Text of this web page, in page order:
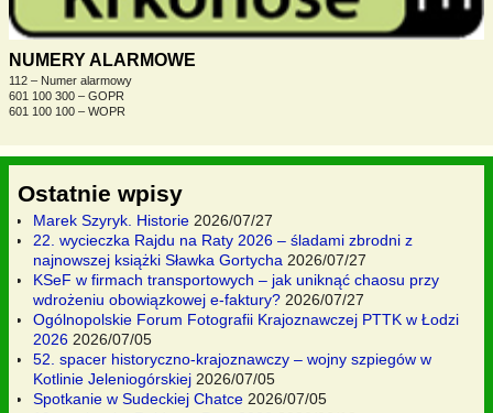
NUMERY ALARMOWE
112 – Numer alarmowy
601 100 300 – GOPR
601 100 100 – WOPR
Ostatnie wpisy
Marek Szyryk. Historie 2026/07/27
22. wycieczka Rajdu na Raty 2026 – śladami zbrodni z
najnowszej książki Sławka Gortycha 2026/07/27
KSeF w firmach transportowych – jak uniknąć chaosu przy
wdrożeniu obowiązkowej e-faktury? 2026/07/27
Ogólnopolskie Forum Fotografii Krajoznawczej PTTK w Łodzi
2026 2026/07/05
52. spacer historyczno-krajoznawczy – wojny szpiegów w
Kotlinie Jeleniogórskiej 2026/07/05
Spotkanie w Sudeckiej Chatce 2026/07/05